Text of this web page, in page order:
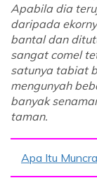
Apabila dia
daripada
bantal dan
sangat comel
satunya tabiat
mengunyah
banyak
taman.
Apa Itu